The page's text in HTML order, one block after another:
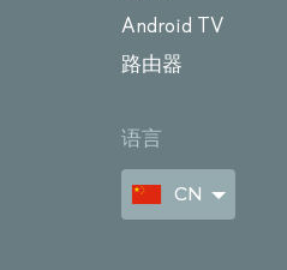
Android TV
路由器
语言
CN